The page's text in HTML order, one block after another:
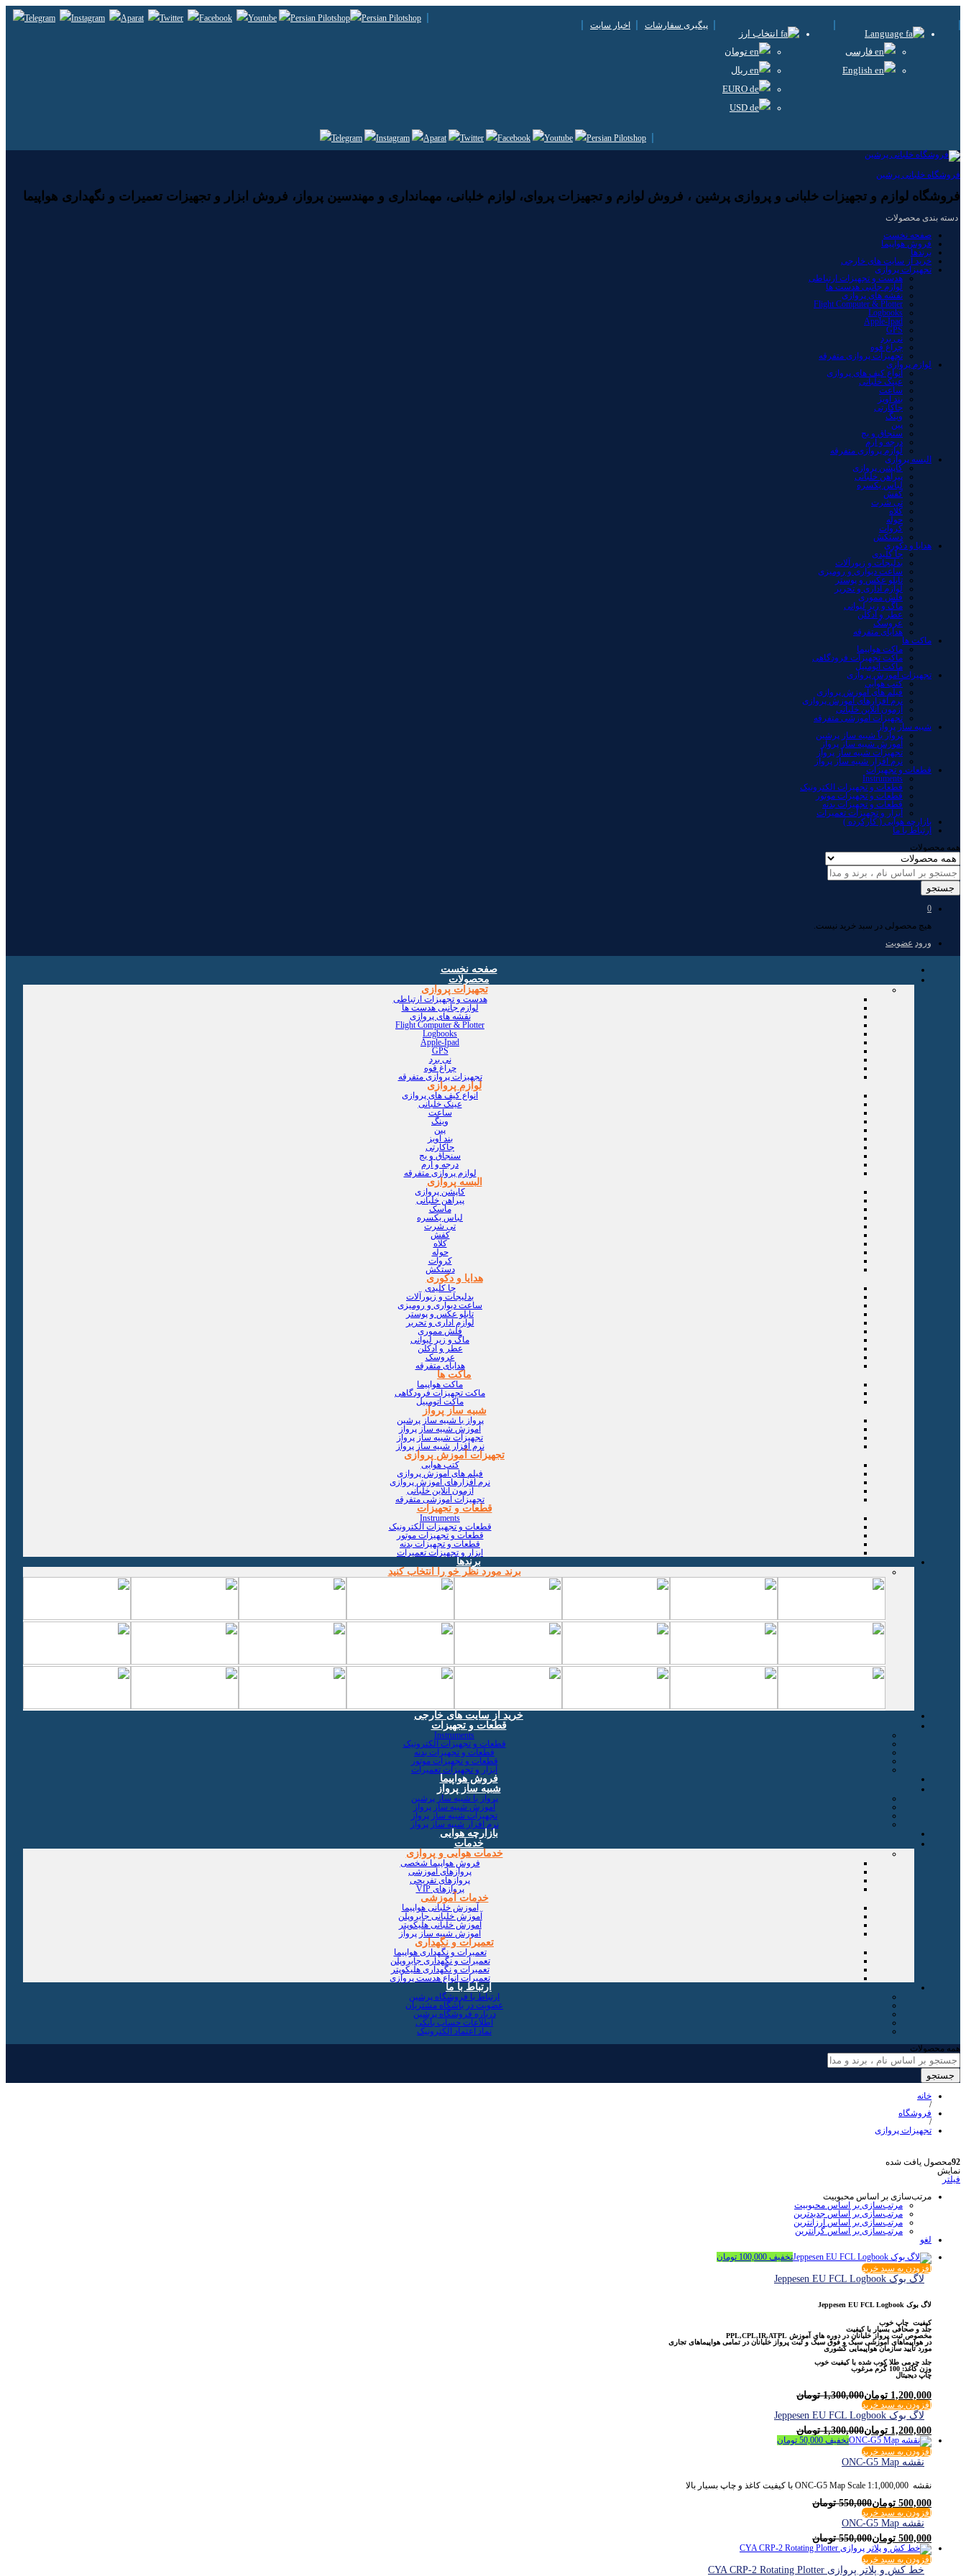
فارسی
انتخاب ارز
تومان
ریال
پیگیری سفارشات اخبار سایت
فروشگاه خلبانی پرشین
فروشگاه لوازم و تجهیزات خلبانی و پروازی پرشین ، فروش لوازم و تجهیزات پروای، لوازم خلبانی، مهمانداری و مهندسین پرواز، فروش ابزار و تجهیزات تعمیرات و نگهداری هواپیما
دسته بندی محصولات
صفحه نخست
فروش هواپیما
برندها
خرید از سایت های خارجی
تجهیزات پروازی
هدست و تجهیزات ارتباطی
لوازم جانبی هدست ها
نقشه های پروازی
Flight Computer & Plotter
Logbooks
Apple-Ipad
GPS
نی برد
چراغ قوه
تجهیزات پروازی متفرقه
لوازم پروازی
انواع کیف های پروازی
عینک خلبانی
ساعت
بند آویز
جاکارتی
وینگ
پین
سنجاق و بج
درجه و آرم
لوازم پروازی متفرقه
البسه پروازی
کاپشن پروازی
پیراهن خلبانی
لباس یکسره
کفش
تی شرت
کلاه
حوله
کروات
دستکش
هدایا و دکوری
جا کلیدی
بدلیجات و زیورآلات
ساعت دیواری و رومیزی
تابلو عکس و پوستر
لوازم اداری و تحریر
فلش مموری
ماگ و زیر لیوانی
عطر و ادکلن
عروسک
هدایای متفرقه
ماکت ها
ماکت هواپیما
ماکت تجهیزات فرودگاهی
ماکت اتومبیل
تجهیزات آموزش پروازی
کتب هوایی
فیلم های آموزش پروازی
نرم افزارهای آموزش پروازی
آزمون آنلاین خلبانی
تجهیزات آموزشی متفرقه
شبیه ساز پرواز
پرواز با شبیه ساز پرشین
آموزش شبیه ساز پرواز
تجهیزات شبیه ساز پرواز
نرم افزار شبیه ساز پرواز
قطعات و تجهیزات
Instruments
قطعات و تجهیزات الکترونیک
قطعات و تجهیزات موتور
قطعات و تجهیزات بدنه
ابزار و تجهیزات تعمیرات
بازارچه هوایی ( کارکرده )
ارتباط با ما
همه محصولات
جستجو
0
هیچ محصولی در سبد خرید نیست.
ورود عضویت
صفحه نخست
محصولات
تجهیزات پروازی
هدست و تجهیزات ارتباطی
لوازم جانبی هدست ها
نقشه های پروازی
Flight Computer & Plotter
Logbooks
Apple-Ipad
GPS
نی برد
چراغ قوه
تجهیزات پروازی متفرقه
لوازم پروازی
انواع کیف های پروازی
عینک خلبانی
ساعت
وینگ
پین
بند آویز
جاکارتی
سنجاق و بج
درجه و آرم
لوازم پروازی متفرقه
البسه پروازی
کاپشن پروازی
پیراهن خلبانی
ماسک
لباس یکسره
تی شرت
کفش
کلاه
حوله
کروات
دستکش
هدایا و دکوری
جا کلیدی
بدلیجات و زیورآلات
ساعت دیواری و رومیزی
تابلو عکس و پوستر
لوازم اداری و تحریر
فلش مموری
ماگ و زیر لیوانی
عطر و ادکلن
عروسک
هدایای متفرقه
ماکت ها
ماکت هواپیما
ماکت تجهیزات فرودگاهی
ماکت اتومبیل
شبیه ساز پرواز
پرواز با شبیه ساز پرشین
آموزش شبیه ساز پرواز
تجهیزات شبیه ساز پرواز
نرم افزار شبیه ساز پرواز
تجهیزات آموزش پروازی
کتب هوایی
فیلم های آموزش پروازی
نرم افزارهای آموزش پروازی
آزمون آنلاین خلبانی
تجهیزات آموزشی متفرقه
قطعات و تجهیزات
Instruments
قطعات و تجهیزات الکترونیک
قطعات و تجهیزات موتور
قطعات و تجهیزات بدنه
ابزار و تجهیزات تعمیرات
برندها
برند مورد نظر خو را انتخاب کنید
خرید از سایت های خارجی
قطعات و تجهیزات
Instruments
قطعات و تجهیزات الکترونیک
قطعات و تجهیزات بدنه
قطعات و تجهیزات موتور
ابزار و تجهیزات تعمیرات
فروش هواپیما
شبیه ساز پرواز
پرواز با شبیه ساز پرشین
آموزش شبیه ساز پرواز
تجهیزات شبیه ساز پرواز
نرم افزار شبیه ساز پرواز
بازارچه هوایی
خدمات
خدمات هوایی و پروازی
فروش هواپیما شخصی
پروازهای آموزشی
پروازهای تفریحی
پروازهای VIP
خدمات آموزشی
آموزش خلبانی هواپیما
آموزش خلبانی جایروپلن
آموزش خلبانی هلیکوپتر
آموزش شبیه ساز پرواز
تعمیرات و نگهداری
تعمیرات و نگهداری هواپیما
تعمیرات و نگهداری جایروپلن
تعمیرات و نگهداری هلیکوپتر
تعمیرات انواع هدست پروازی
ارتباط با ما
ارتباط با فروشگاه پرشین
عضویت در باشگاه مشتریان
درباره فروشگاه پرشین
اطلاعات حساب بانکی
نماد اعتماد الکترونیک
همه محصولات
جستجو
خانه
/
فروشگاه
/
تجهیزات پروازی
92محصول یافت شده
نمایش
فیلتر
مرتب‌سازی بر اساس محبوبیت
مرتب‌سازی بر اساس محبوبیت
مرتب‌سازی بر اساس جدیدترین
مرتب‌سازی بر اساس ارزانترین
مرتب‌سازی بر اساس گرانترین
لغو
تخفیف 100,000 تومان
افزودن به سبد خرید
لاگ بوک Jeppesen EU FCL Logbook
لاگ بوک Jeppesen EU FCL Logbook
کیفیت چاپ خوب
جلد و صحافی بسیار با کیفیت
مخصوص ثبت پرواز خلبانان در دوره های آموزش PPL,CPL,IR,ATPL
در هواپیماهای آموزشی سبک و فوق سبک و ثبت پرواز خلبانان در تمامی هواپیماهای تجاری
مورد تایید سازمان هواپیمایی کشوری
جلد چرمی طلا کوب شده با کیفیت خوب
وزن کاغذ: 100 گرم مرغوب
چاپ دیجیتال
1,200,000 تومان1,300,000 تومان
افزودن به سبد خرید
لاگ بوک Jeppesen EU FCL Logbook
1,200,000 تومان1,300,000 تومان
تخفیف 50,000 تومان
افزودن به سبد خرید
نقشه ONC-G5 Map
نقشه ONC-G5 Map Scale 1:1,000,000 با کیفیت کاغذ و چاپ بسیار بالا
500,000 تومان550,000 تومان
افزودن به سبد خرید
نقشه ONC-G5 Map
500,000 تومان550,000 تومان
افزودن به سبد خرید
خط کش و پلاتر پروازی CYA CRP-2 Rotating Plotter